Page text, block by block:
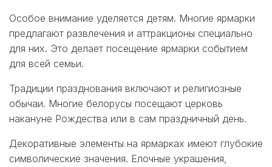
Особое внимание уделяется детям. Многие ярмарки
предлагают развлечения и аттракционы специально
для них. Это делает посещение ярмарки событием
для всей семьи.
Традиции празднования включают и религиозные
обычаи. Многие белорусы посещают церковь
накануне Рождества или в сам праздничный день.
Декоративные элементы на ярмарках имеют глубокие
символические значения. Елочные украшения,